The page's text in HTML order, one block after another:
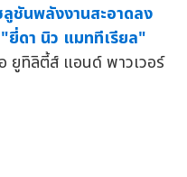
ชันพลังงานสะอาดลง
ดา นิว แมททีเรียล"
ยูทิลิตี้ส์ แอนด์ พาวเวอร์